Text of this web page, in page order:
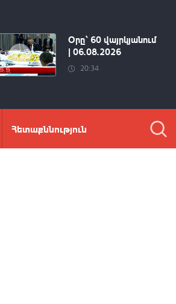
Օրը՝ 60 վայրկյանում
| 06.08.2026
20:34
Հետաքննություն